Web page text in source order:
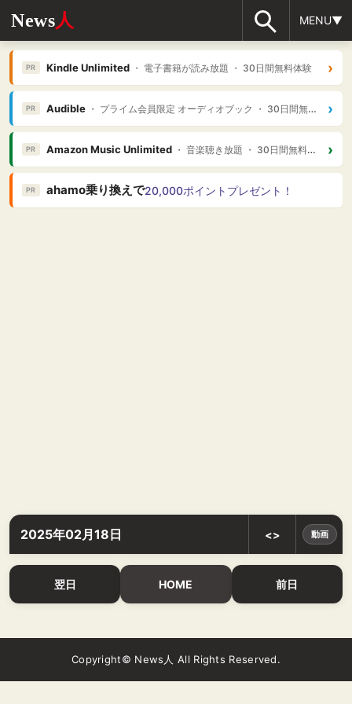
News人 MENU▼
PR Kindle Unlimited・ 電子書籍が読み放題 ・ 30日間無料体験 ›
PR Audible・ プライム会員限定 オーディオブック ・ 30日間無料体験 ›
PR Amazon Music Unlimited・ 音楽聴き放題 ・ 30日間無料体験 ›
PR ahamo乗り換えで20,000ポイントプレゼント！
2025年02月18日 <> 動画
翌日 HOME 前日
Copyright© News人 All Rights Reserved.